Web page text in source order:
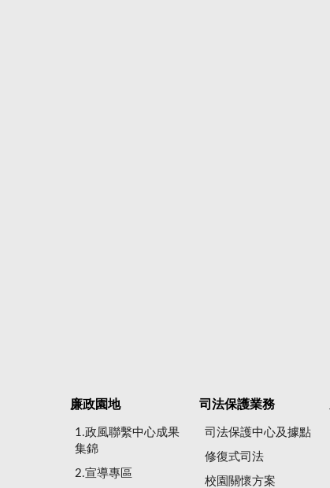
廉政園地
1.政風聯繫中心成果
集錦
2.宣導專區
司法保護業務
司法保護中心及據點
修復式司法
校園關懷方案